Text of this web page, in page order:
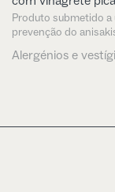
Produto submetido
prevenção do
Alergénios e